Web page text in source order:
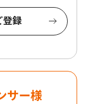
登録
サー様